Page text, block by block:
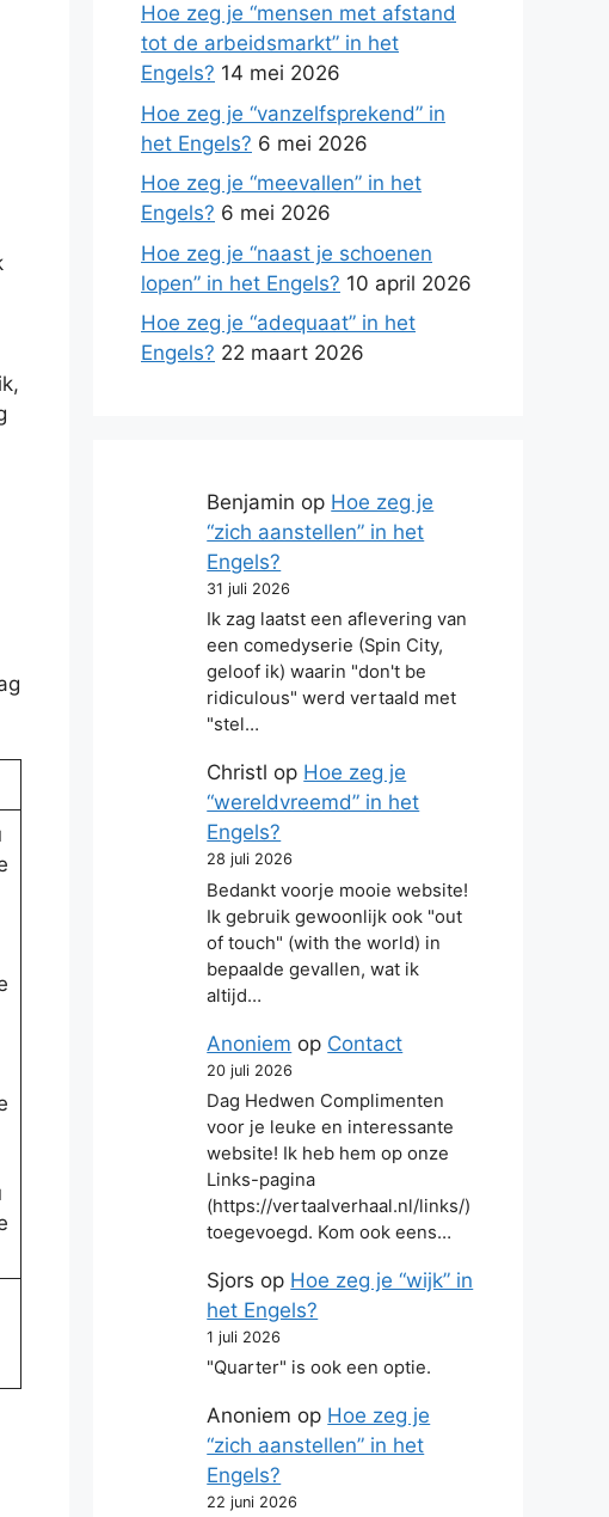
Hoe zeg je “mensen met afstand
tot de arbeidsmarkt” in het
Engels? 14 mei 2026
Hoe zeg je “vanzelfsprekend” in
het Engels? 6 mei 2026
Hoe zeg je “meevallen” in het
Engels? 6 mei 2026
Hoe zeg je “naast je schoenen
lopen” in het Engels? 10 april 2026
Hoe zeg je “adequaat” in het
Engels? 22 maart 2026
Benjamin op Hoe zeg je
“zich aanstellen” in het
Engels?
31 juli 2026
Ik zag laatst een aflevering van
een comedyserie (Spin City,
geloof ik) waarin "don't be
ridiculous" werd vertaald met
"stel…
Christl op Hoe zeg je
“wereldvreemd” in het
Engels?
28 juli 2026
Bedankt voorje mooie website!
Ik gebruik gewoonlijk ook "out
of touch" (with the world) in
bepaalde gevallen, wat ik
altijd…
Anoniem op Contact
20 juli 2026
Dag Hedwen Complimenten
voor je leuke en interessante
website! Ik heb hem op onze
Links-pagina
(https://vertaalverhaal.nl/links/)
toegevoegd. Kom ook eens…
Sjors op Hoe zeg je “wijk” in
het Engels?
1 juli 2026
"Quarter" is ook een optie.
Anoniem op Hoe zeg je
“zich aanstellen” in het
Engels?
22 juni 2026